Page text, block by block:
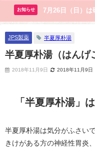
お知らせ 7月26日（日）は
JPS製薬 半夏厚朴湯
半夏厚朴湯（はんげ
2018年11月9日 2018年11月9日
「半夏厚朴湯」
半夏厚朴湯は気分がふさい
きけがある方の神経性胃炎